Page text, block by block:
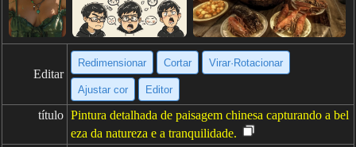
Editar
Redimensionar Cortar Virar·Rotacionar
Ajustar cor Editor
título Pintura detalhada de paisagem chinesa capturando a bel
eza da natureza e a tranquilidade.